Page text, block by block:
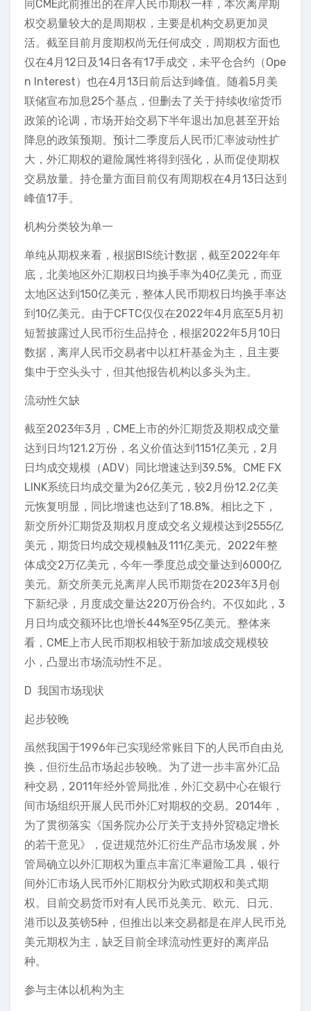
同CME此前推出的在岸人民币期权一样，本次离岸期
权交易量较大的是周期权，主要是机构交易更加灵
活。截至目前月度期权尚无任何成交，周期权方面也
仅在4月12日及14日各有17手成交，未平仓合约（Ope
n Interest）也在4月13日前后达到峰值。随着5月美
联储宣布加息25个基点，但删去了关于持续收缩货币
政策的论调，市场开始交易下半年退出加息甚至开始
降息的政策预期。预计二季度后人民币汇率波动性扩
大，外汇期权的避险属性将得到强化，从而促使期权
交易放量。持仓量方面目前仅有周期权在4月13日达到
峰值17手。
机构分类较为单一
单纯从期权来看，根据BIS统计数据，截至2022年年
底，北美地区外汇期权日均换手率为40亿美元，而亚
太地区达到150亿美元，整体人民币期权日均换手率达
到10亿美元。由于CFTC仅仅在2022年4月底至5月初
短暂披露过人民币衍生品持仓，根据2022年5月10日
数据，离岸人民币交易者中以杠杆基金为主，且主要
集中于空头头寸，但其他报告机构以多头为主。
流动性欠缺
截至2023年3月，CME上市的外汇期货及期权成交量
达到日均121.2万份，名义价值达到1151亿美元，2月
日均成交规模（ADV）同比增速达到39.5%。CME FX
LINK系统日均成交量为26亿美元，较2月份12.2亿美
元恢复明显，同比增速也达到了18.8%。相比之下，
新交所外汇期货及期权月度成交名义规模达到2555亿
美元，期货日均成交规模触及111亿美元。2022年整
体成交2万亿美元，今年一季度总成交量达到6000亿
美元。新交所美元兑离岸人民币期货在2023年3月创
下新纪录，月度成交量达220万份合约。不仅如此，3
月日均成交额环比也增长44%至95亿美元。整体来
看，CME上市人民币期权相较于新加坡成交规模较
小，凸显出市场流动性不足。
D 我国市场现状
起步较晚
虽然我国于1996年已实现经常账目下的人民币自由兑
换，但衍生品市场起步较晚。为了进一步丰富外汇品
种交易，2011年经外管局批准，外汇交易中心在银行
间市场组织开展人民币外汇对期权的交易。2014年，
为了贯彻落实《国务院办公厅关于支持外贸稳定增长
的若干意见》，促进规范外汇衍生产品市场发展，外
管局确立以外汇期权为重点丰富汇率避险工具，银行
间外汇市场人民币外汇期权分为欧式期权和美式期
权。目前交易货币对有人民币兑美元、欧元、日元、
港币以及英镑5种，但推出以来交易都是在岸人民币兑
美元期权为主，缺乏目前全球流动性更好的离岸品
种。
参与主体以机构为主